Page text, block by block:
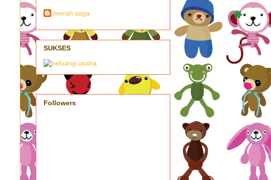
merah saga
SUKSES
Followers